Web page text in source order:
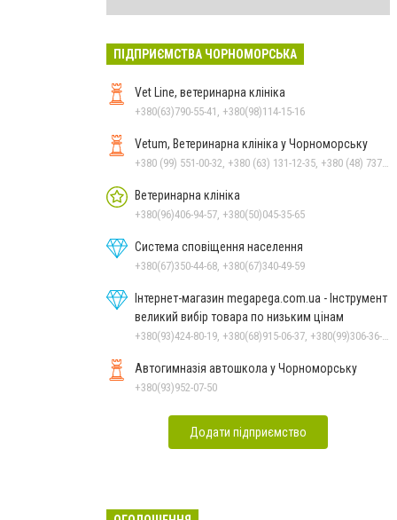
ПІДПРИЄМСТВА ЧОРНОМОРСЬКА
Vet Line, ветеринарна клініка
+380(63)790-55-41, +380(98)114-15-16
Vetum, Ветеринарна клініка у Чорноморську
Ветеринарна клініка
+380(96)406-94-57, +380(50)045-35-65
Система сповіщення населення
+380(67)350-44-68, +380(67)340-49-59
Інтернет-магазин megapega.com.ua - Інструмент
великий вибір товара по низьким цінам
Автогимназія автошкола у Чорноморську
+380(93)952-07-50
Додати підприємство